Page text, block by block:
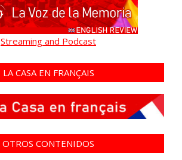
Streaming and Podcast
LA CASA EN FRANÇAIS
OTROS CONTENIDOS